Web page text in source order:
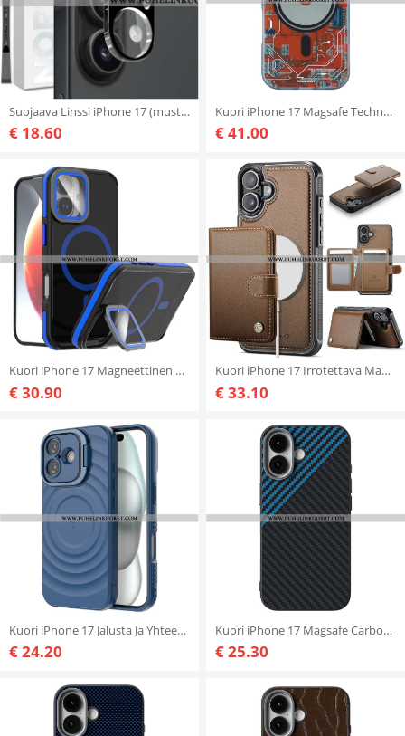
Suojaava Linssi iPhone 17 (musta Kehys)
€ 18.60
Kuori iPhone 17 Magsafe Technology -sarja Youngkit
€ 41.00
Kuori iPhone 17 Magneettinen Suojakuori
€ 30.90
Kuori iPhone 17 Irrotettava Magsafe Rfid-korttipidike Suojakuori
€ 33.10
Kuori iPhone 17 Jalusta Ja Yhteensopiva Magsafe Suojakuori
€ 24.20
Kuori iPhone 17 Magsafe Carbon -yhteensopiva Abeel
€ 25.30